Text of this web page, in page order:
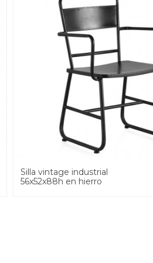
Silla vintage industrial
56x52x88h en hierro